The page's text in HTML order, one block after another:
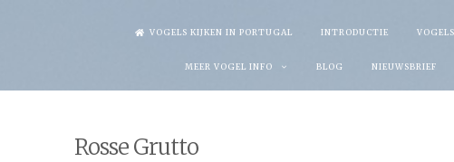
VOGELS KIJKEN IN PORTUGAL INTRODUCTIE VOGELS
MEER VOGEL INFO BLOG NIEUWSBRIEF
Rosse Grutto